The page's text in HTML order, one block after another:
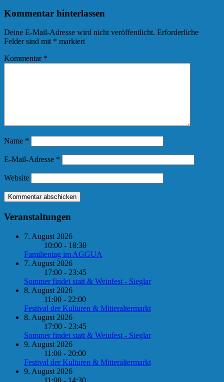
Kommentar hinterlassen
Deine E-Mail-Adresse wird nicht veröffentlicht. Erforderliche
Felder sind mit * markiert
Kommentar *
Name *
E-Mail-Adresse *
Website
Veranstaltungen
7. August 2026
10:00 - 18:30
Familientag im AGGUA
7. August 2026
17:00 - 23:45
Sommer findet statt & Weinfest - Sieglar
8. August 2026
11:00 - 22:00
Festival der Kulturen & Mitteraltermarkt
8. August 2026
17:00 - 23:45
Sommer findet statt & Weinfest - Sieglar
9. August 2026
11:00 - 20:00
Festival der Kulturen & Mitteraltermarkt
9. August 2026
11:00 - 14:30